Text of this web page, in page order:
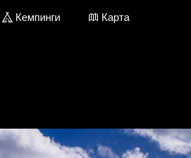
Кемпинги Карта